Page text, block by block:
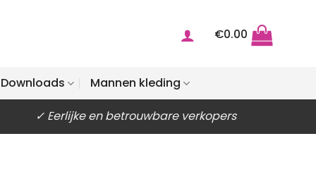
€0.00
Downloads Mannen kleding
✓ Eerlijke en betrouwbare verkopers